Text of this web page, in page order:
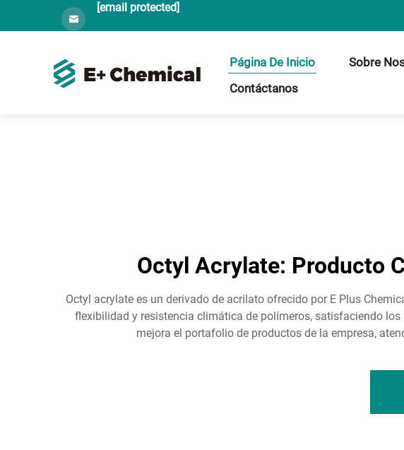
[email protected]
Página De Inicio Sobre
Contáctanos
Octyl Acrylate: Producto
Octyl acrylate es un derivado de acrilato ofrecido por E Plus
flexibilidad y resistencia climática de polímeros, satisfaciendo
mejora el portafolio de productos de la empresa,